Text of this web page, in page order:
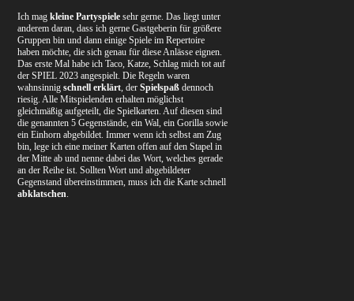
Ich magkleine Partyspiele sehr gerne. Das liegt unter
anderem daran, dass ich gerne Gastgeberin für größere
Gruppen bin und dann einige Spiele im Repertoire
haben möchte, die sich genau für diese Anlässe eignen.
Das erste Mal habe ich Taco, Katze, Schlag mich tot auf
der SPIEL 2023 angespielt. Die Regeln waren
wahnsinnigschnell erklärt, derSpielspaß dennoch
riesig. Alle Mitspielenden erhalten möglichst
gleichmäßig aufgeteilt, die Spielkarten. Auf diesen sind
die genannten 5 Gegenstände, ein Wal, ein Gorilla sowie
ein Einhorn abgebildet. Immer wenn ich selbst am Zug
bin, lege ich eine meiner Karten offen auf den Stapel in
der Mitte ab und nenne dabei das Wort, welches gerade
an der Reihe ist. Sollten Wort und abgebildeter
Gegenstand übereinstimmen, muss ich die Karte schnell
abklatschen.